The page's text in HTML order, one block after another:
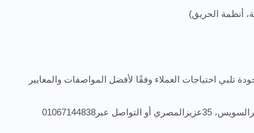
أنظمة الحريق)
تلبي احتياجات العملاء وفقًا لأفضل المواصفات والمعايير
عبر01067144838